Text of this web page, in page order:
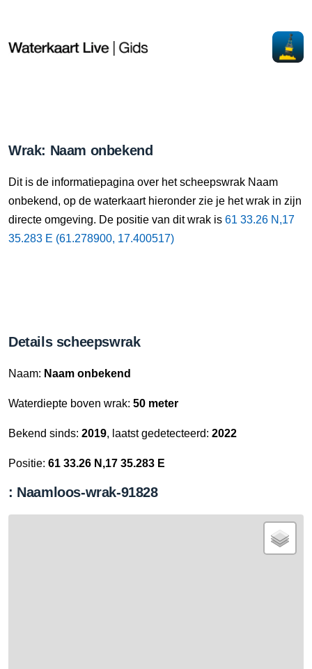
Wrak: Naam onbekend
Dit is de informatiepagina over het scheepswrak Naam
onbekend, op de waterkaart hieronder zie je het wrak in zijn
directe omgeving. De positie van dit wrak is 61 33.26 N,17
35.283 E (61.278900, 17.400517)
Details scheepswrak
Naam: Naam onbekend
Waterdiepte boven wrak: 50 meter
Bekend sinds: 2019, laatst gedetecteerd: 2022
Positie: 61 33.26 N,17 35.283 E
: Naamloos-wrak-91828